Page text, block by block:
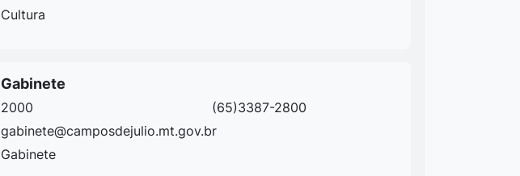
Cultura
Gabinete
2000
(65)3387-2800
gabinete@camposdejulio.mt.gov.br
Gabinete